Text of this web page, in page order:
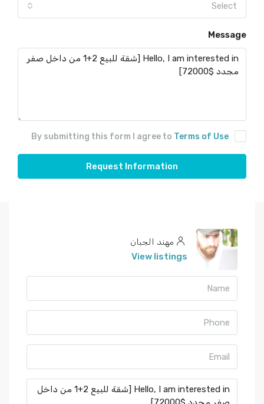
Select
Message
By submitting this form I agree to Terms of Use
Request Information
مهند الجبان
View listings